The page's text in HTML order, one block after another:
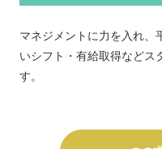
マネジメントに力を入れ、
いシフト・有給取得などス
す。